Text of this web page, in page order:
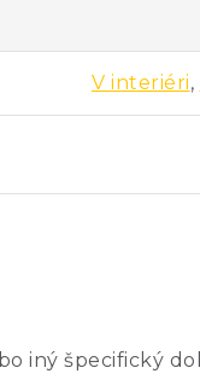
V interiéri,
iný špecifický